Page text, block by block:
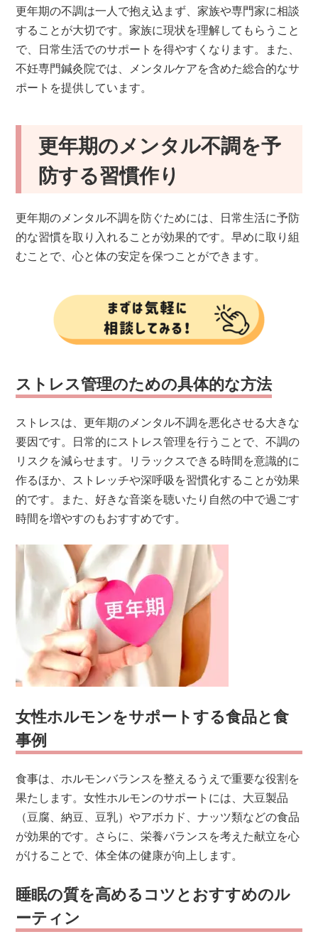
更年期の不調は一人で抱え込まず、家族や専門家に相談
することが大切です。家族に現状を理解してもらうこと
で、日常生活でのサポートを得やすくなります。また、
不妊専門鍼灸院では、メンタルケアを含めた総合的なサ
ポートを提供しています。
更年期のメンタル不調を予
防する習慣作り
更年期のメンタル不調を防ぐためには、日常生活に予防
的な習慣を取り入れることが効果的です。早めに取り組
むことで、心と体の安定を保つことができます。
ストレス管理のための具体的な方法
ストレスは、更年期のメンタル不調を悪化させる大きな
要因です。日常的にストレス管理を行うことで、不調の
リスクを減らせます。リラックスできる時間を意識的に
作るほか、ストレッチや深呼吸を習慣化することが効果
的です。また、好きな音楽を聴いたり自然の中で過ごす
時間を増やすのもおすすめです。
女性ホルモンをサポートする食品と食
事例
食事は、ホルモンバランスを整えるうえで重要な役割を
果たします。女性ホルモンのサポートには、大豆製品
（豆腐、納豆、豆乳）やアボカド、ナッツ類などの食品
が効果的です。さらに、栄養バランスを考えた献立を心
がけることで、体全体の健康が向上します。
睡眠の質を高めるコツとおすすめのル
ーティン